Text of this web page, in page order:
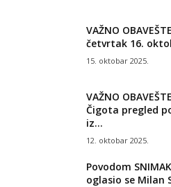
VAŽNO
četvrtak 16.
15. oktobar 2025.
VAŽNO
Čigota pregled
iz...
12. oktobar 2025.
Povodom
oglasio se Milan